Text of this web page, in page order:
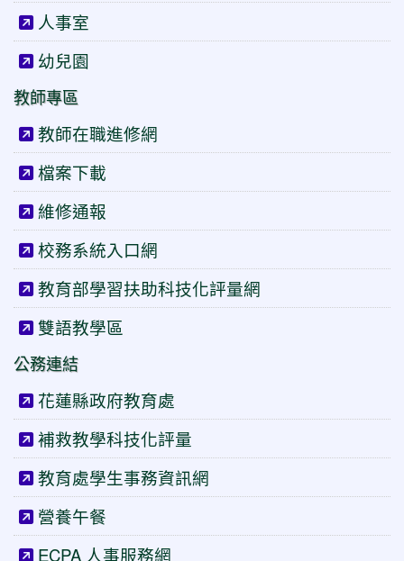
人事室
幼兒園
教師專區
教師在職進修網
檔案下載
維修通報
校務系統入口網
教育部學習扶助科技化評量網
雙語教學區
公務連結
花蓮縣政府教育處
補救教學科技化評量
教育處學生事務資訊網
營養午餐
ECPA 人事服務網